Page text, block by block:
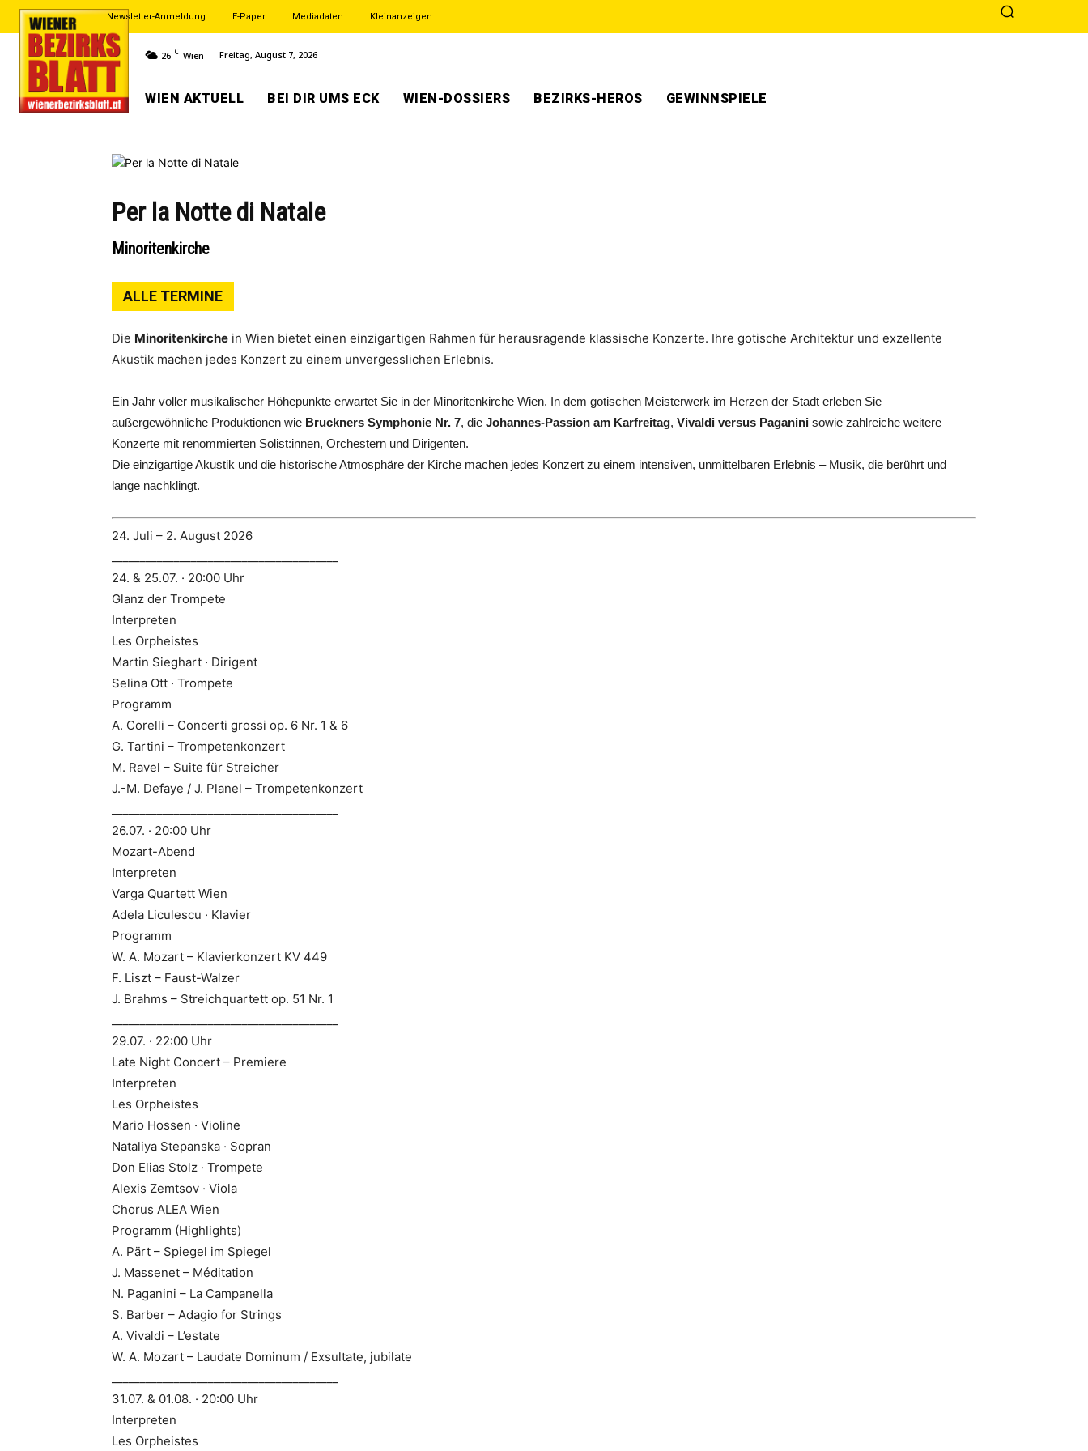
Newsletter-Anmeldung E-Paper Mediadaten Kleinanzeigen
26 C Wien Freitag, August 7, 2026
WIEN AKTUELL BEI DIR UMS ECK WIEN-DOSSIERS BEZIRKS-HEROS GEWINNSPIELE
Per la Notte di Natale
Minoritenkirche
ALLE TERMINE
Die Minoritenkirche in Wien bietet einen einzigartigen Rahmen für herausragende klassische Konzerte. Ihre gotische Architektur und exzellente
Akustik machen jedes Konzert zu einem unvergesslichen Erlebnis.
Ein Jahr voller musikalischer Höhepunkte erwartet Sie in der Minoritenkirche Wien. In dem gotischen Meisterwerk im Herzen der Stadt erleben Sie
außergewöhnliche Produktionen wie Bruckners Symphonie Nr. 7, die Johannes-Passion am Karfreitag, Vivaldi versus Paganini sowie zahlreiche weitere
Konzerte mit renommierten Solist:innen, Orchestern und Dirigenten.
Die einzigartige Akustik und die historische Atmosphäre der Kirche machen jedes Konzert zu einem intensiven, unmittelbaren Erlebnis – Musik, die berührt und
lange nachklingt.
24. Juli – 2. August 2026
24. & 25.07. · 20:00 Uhr
Glanz der Trompete
Interpreten
Les Orpheistes
Martin Sieghart · Dirigent
Selina Ott · Trompete
Programm
A. Corelli – Concerti grossi op. 6 Nr. 1 & 6
G. Tartini – Trompetenkonzert
M. Ravel – Suite für Streicher
J.-M. Defaye / J. Planel – Trompetenkonzert
26.07. · 20:00 Uhr
Mozart-Abend
Interpreten
Varga Quartett Wien
Adela Liculescu · Klavier
Programm
W. A. Mozart – Klavierkonzert KV 449
F. Liszt – Faust-Walzer
J. Brahms – Streichquartett op. 51 Nr. 1
29.07. · 22:00 Uhr
Late Night Concert – Premiere
Interpreten
Les Orpheistes
Mario Hossen · Violine
Nataliya Stepanska · Sopran
Don Elias Stolz · Trompete
Alexis Zemtsov · Viola
Chorus ALEA Wien
Programm (Highlights)
A. Pärt – Spiegel im Spiegel
J. Massenet – Méditation
N. Paganini – La Campanella
S. Barber – Adagio for Strings
A. Vivaldi – L’estate
W. A. Mozart – Laudate Dominum / Exsultate, jubilate
31.07. & 01.08. · 20:00 Uhr
Interpreten
Les Orpheistes